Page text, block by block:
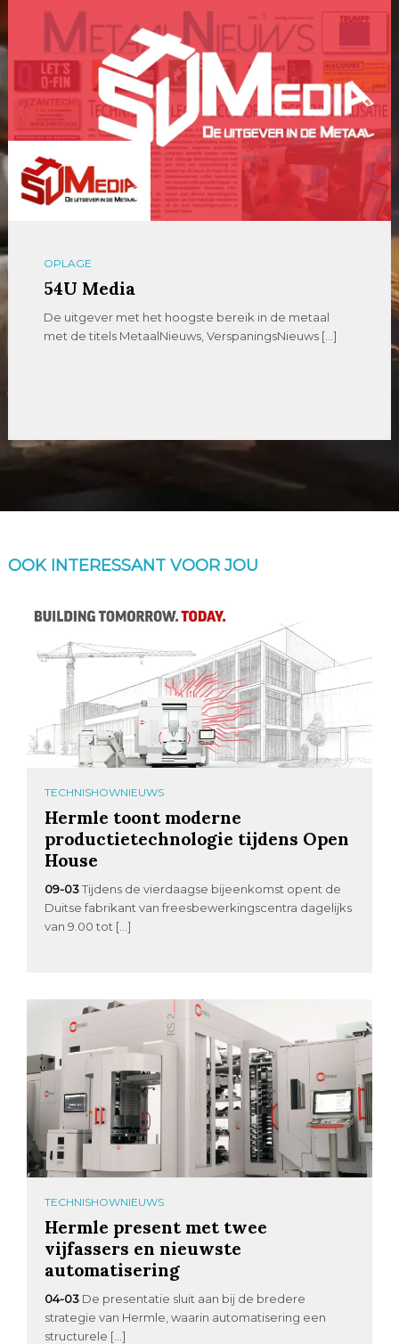
OPLAGE
54U Media
De uitgever met het hoogste bereik in de metaal
met de titels MetaalNieuws, VerspaningsNieuws […]
OOK INTERESSANT VOOR JOU
TECHNISHOWNIEUWS
Hermle toont moderne
productietechnologie tijdens Open
House
09-03 Tijdens de vierdaagse bijeenkomst opent de
Duitse fabrikant van freesbewerkingscentra dagelijks
van 9.00 tot […]
TECHNISHOWNIEUWS
Hermle present met twee
vijfassers en nieuwste
automatisering
04-03 De presentatie sluit aan bij de bredere
strategie van Hermle, waarin automatisering een
structurele […]